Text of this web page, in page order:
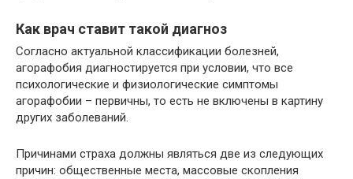
Как врач ставит такой диагноз
Согласно актуальной классификации болезней,
агорафобия диагностируется при условии, что все
психологические и физиологические симптомы
агорафобии – первичны, то есть не включены в картину
других заболеваний.
Причинами страха должны являться две из следующих
причин: общественные места, массовые скопления